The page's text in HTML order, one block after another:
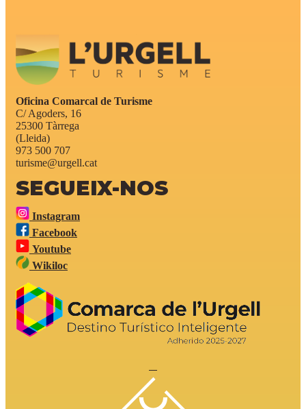
Oficina Comarcal de Turisme
C/ Agoders, 16
25300 Tàrrega
(Lleida)
973 500 707
turisme@urgell.cat
SEGUEIX-NOS
Instagram
Facebook
Youtube
Wikiloc